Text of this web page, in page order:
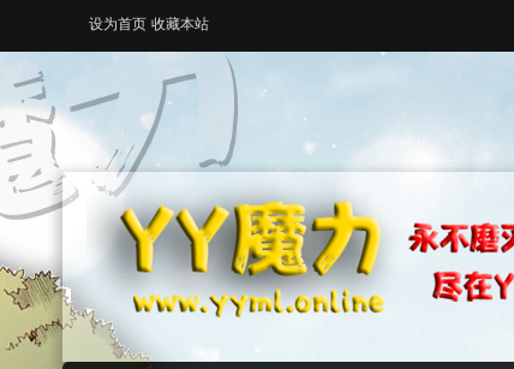
设为首页 收藏本站